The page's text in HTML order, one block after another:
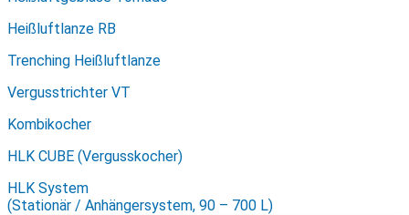
Heißluftlanze RB
Trenching Heißluftlanze
Vergusstrichter VT
Kombikocher
HLK CUBE (Vergusskocher)
HLK System
(Stationär / Anhängersystem, 90 – 700 L)